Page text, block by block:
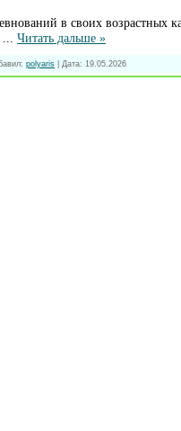
в своих возрастных
Читать дальше »
polyaris Дата: 19.05.2026